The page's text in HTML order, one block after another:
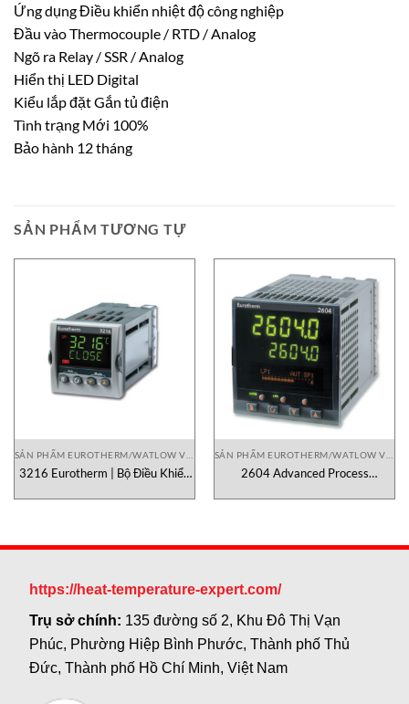
Ứng dụng Điều khiển nhiệt độ công nghiệp
Đầu vào Thermocouple / RTD / Analog
Ngõ ra Relay / SSR / Analog
Hiển thị LED Digital
Kiểu lắp đặt Gắn tủ điện
Tình trạng Mới 100%
Bảo hành 12 tháng
SẢN PHẨM TƯƠNG TỰ
3216 Eurotherm | Bộ Điều Khiển
Hãng
2604 Advanced Process
https://heat-temperature-expert.com/
Trụ sở chính: 135 đường số 2, Khu Đô Thị Vạn
Phúc, Phường Hiệp Bình Phước, Thành phố Thủ
Đức, Thành phố Hồ Chí Minh, Việt Nam